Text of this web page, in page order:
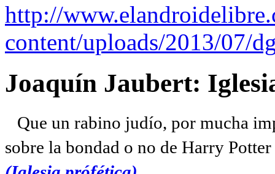
http://
content/uploads/2013/07/
Joaquín Jaubert:
Que un rabino judío, por mucha
sobre la bondad o no de Harry